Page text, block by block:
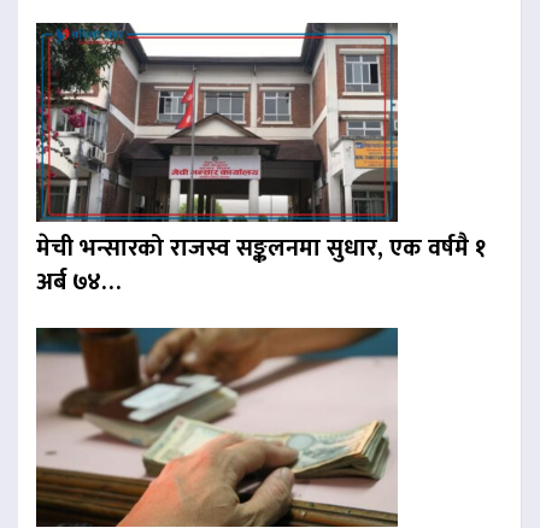
मेची भन्सारको राजस्व सङ्कलनमा सुधार, एक वर्षमै १
अर्ब ७४…